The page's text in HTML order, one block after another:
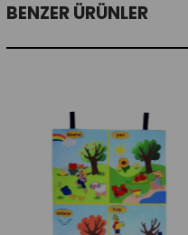
BENZER ÜRÜNLER